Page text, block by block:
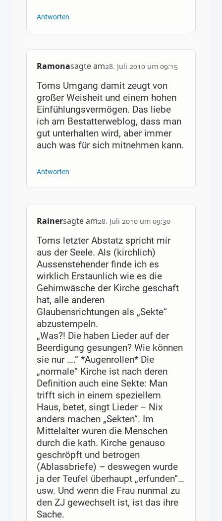
Antworten
Ramonasagte am28. Juli 2010 um 09:15
Toms Umgang damit zeugt von
großer Weisheit und einem hohen
Einfühlungsvermögen. Das liebe
ich am Bestatterweblog, dass man
gut unterhalten wird, aber immer
auch was für sich mitnehmen kann.
Antworten
Rainersagte am28. Juli 2010 um 09:30
Toms letzter Abstatz spricht mir
aus der Seele. Als (kirchlich)
Aussenstehender finde ich es
wirklich Erstaunlich wie es die
Gehirnwäsche der Kirche geschaft
hat, alle anderen
Glaubensrichtungen als „Sekte“
abzustempeln.
„Was?! Die haben Lieder auf der
Beerdigung gesungen? Wie können
sie nur ….“ *Augenrollen* Die
„normale“ Kirche ist nach deren
Definition auch eine Sekte: Man
trifft sich in einem speziellem
Haus, betet, singt Lieder – Nix
anders machen „Sekten“. Im
Mittelalter wuren die Menschen
durch die kath. Kirche genauso
geschröpft und betrogen
(Ablassbriefe) – deswegen wurde
ja der Teufel überhaupt „erfunden“…
usw. Und wenn die Frau nunmal zu
den ZJ gewechselt ist, ist das ihre
Sache.